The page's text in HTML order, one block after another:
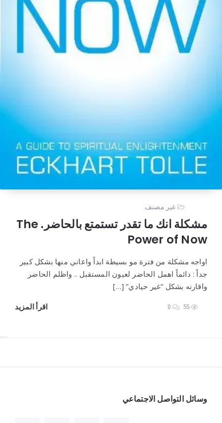
غير مصنف
مشكلة انك ما تقدر تستمتع بالحاضر. The
Power of Now
اواجه مشكلة من فترة مو بسيطة ابداً واعاني منها بشكل كبير
جداً : دائماً اهمل الحاضر لعيون المستقبل .. واظلم الحاضر
واقارنه بشكل “غير حيادي” […]
اقرأ المزيد 55
0
وسائل التواصل الاجتماعي